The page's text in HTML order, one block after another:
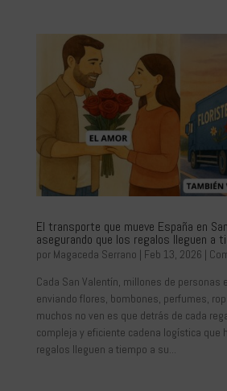
El transporte que mueve España en
asegurando que los regalos lleguen a
por Magaceda Serrano | Feb 13, 2026 |
Cada San Valentín, millones de personas
enviando flores, bombones, perfumes,
muchos no ven es que detrás de cada
compleja y eficiente cadena logística que
regalos lleguen a tiempo a su...